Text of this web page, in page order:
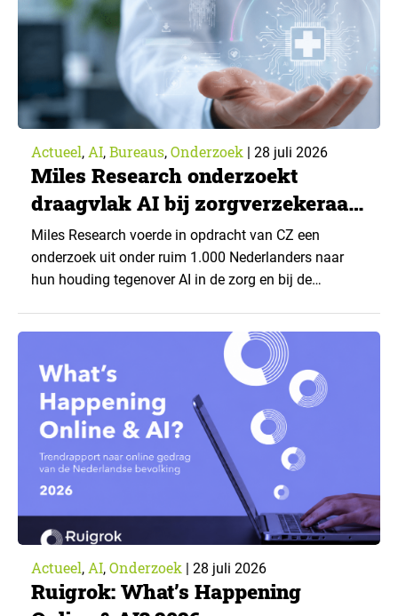
Actueel, AI, Bureaus, Onderzoek | 28 juli 2026
Miles Research onderzoekt
draagvlak AI bij zorgverzekeraar
CZ
Miles Research voerde in opdracht van CZ een
onderzoek uit onder ruim 1.000 Nederlanders naar
hun houding tegenover AI in de zorg en bij de
toepassingen, en waar trekken zij een grens? Dit
artikel is aangeleverd door kennispartner Miles
Research. ▼ De uitkomsten zijn…
Actueel, AI, Onderzoek | 28 juli 2026
Ruigrok: What’s Happening